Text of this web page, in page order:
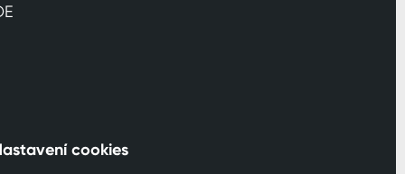
cookies